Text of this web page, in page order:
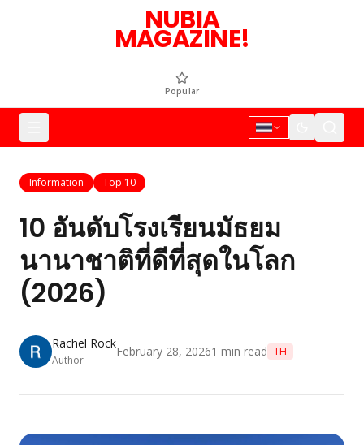
NUBIA
MAGAZINE!
Popular
Information Top 10
10 อันดับโรงเรียนมัธยม
นานาชาติที่ดีที่สุดในโลก
(2026)
Rachel Rock
Author
February 28, 20261 min read TH